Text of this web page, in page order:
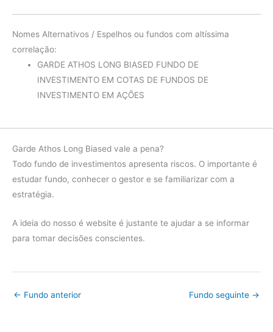
Nomes Alternativos / Espelhos ou fundos com altíssima
correlação:
GARDE ATHOS LONG BIASED FUNDO DE
INVESTIMENTO EM COTAS DE FUNDOS DE
INVESTIMENTO EM AÇÕES
Garde Athos Long Biased vale a pena?
Todo fundo de investimentos apresenta riscos. O importante é
estudar fundo, conhecer o gestor e se familiarizar com a
estratégia.
A ideia do nosso é website é justante te ajudar a se informar
para tomar decisões conscientes.
← Fundo anterior Fundo seguinte →